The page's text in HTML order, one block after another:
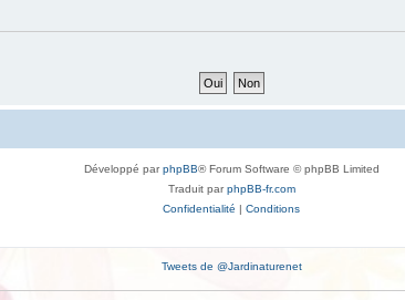
Développé parphpBB® Forum Software © phpBB Limited
Traduit parphpBB-fr.com
Confidentialité | Conditions
Tweets de @Jardinaturenet